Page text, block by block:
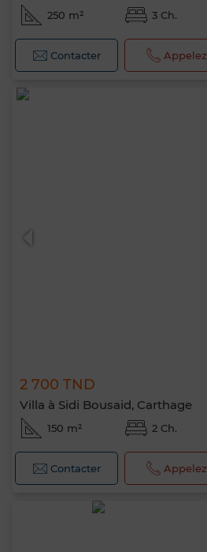
250 m² 3 Ch.
Contacter Appelez
2 700 TND
Villa à Sidi Bousaid, Carthage
150 m² 2 Ch.
Contacter Appelez